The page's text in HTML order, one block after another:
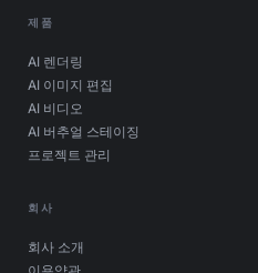
제품
AI 렌더링
AI 이미지 편집
AI 비디오
AI 버추얼 스테이징
프로젝트 관리
회사
회사 소개